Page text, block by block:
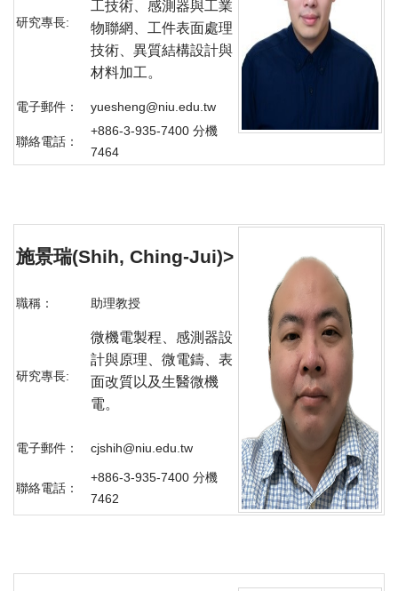
研究專長:
工技術、感測器與工業
物聯網、工件表面處理
技術、異質結構設計與
材料加工。
電子郵件： yuesheng@niu.edu.tw
聯絡電話：
+886-3-935-7400 分機
7464
施景瑞(Shih, Ching-Jui)>
職稱： 助理教授
研究專長:
微機電製程、感測器設
計與原理、微電鑄、表
面改質以及生醫微機
電。
電子郵件： cjshih@niu.edu.tw
聯絡電話：
+886-3-935-7400 分機
7462